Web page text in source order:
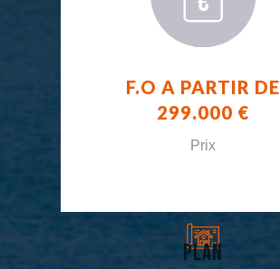
F.O A PARTIR DE
299.000 €
Prix
plan